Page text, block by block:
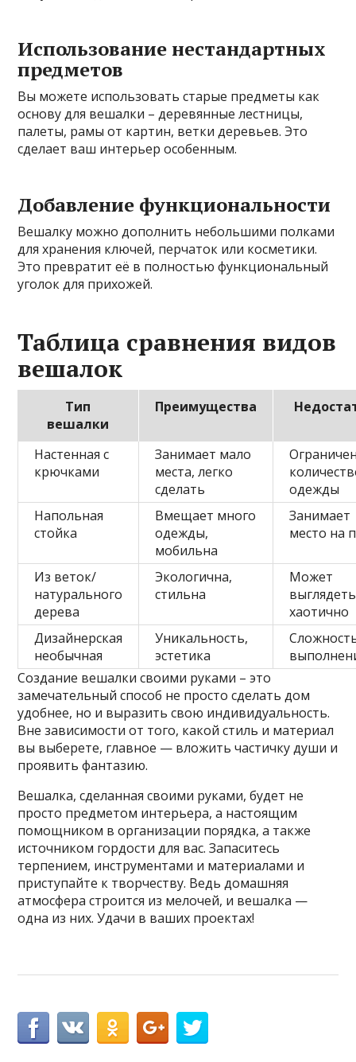
Использование нестандартных
предметов
Вы можете использовать старые предметы как
основу для вешалки – деревянные лестницы,
палеты, рамы от картин, ветки деревьев. Это
сделает ваш интерьер особенным.
Добавление функциональности
Вешалку можно дополнить небольшими полками
для хранения ключей, перчаток или косметики.
Это превратит её в полностью функциональный
уголок для прихожей.
Таблица сравнения видов
вешалок
Тип
вешалки
Преимущества
Настенная с
крючками
Занимает мало
места, легко
сделать
одежды
Напольная
стойка
Вмещает много
одежды,
мобильна
Занимает
место на
Из веток/
натурального
дерева
Экологична,
стильна
Может
выглядеть
хаотично
Дизайнерская
необычная
Уникальность,
эстетика
Создание вешалки своими руками – это
замечательный способ не просто сделать дом
удобнее, но и выразить свою индивидуальность.
Вне зависимости от того, какой стиль и материал
вы выберете, главное — вложить частичку души и
проявить фантазию.
Вешалка, сделанная своими руками, будет не
просто предметом интерьера, а настоящим
помощником в организации порядка, а также
источником гордости для вас. Запаситесь
терпением, инструментами и материалами и
приступайте к творчеству. Ведь домашняя
атмосфера строится из мелочей, и вешалка —
одна из них. Удачи в ваших проектах!